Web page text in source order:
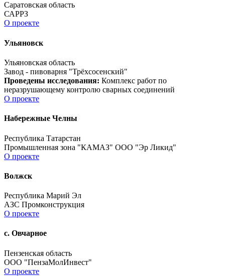
Саратовская область
САРРЗ
О проекте
Ульяновск
Ульяновская область
Завод - пивоварня "Трёхсосенский"
Проведены исследования: Комплекс работ по
неразрушающему контролю сварных соединений
О проекте
Набережные Челны
Республика Татарстан
Промышленная зона "КАМАЗ" ООО "Эр Ликид"
О проекте
Волжск
Республика Марий Эл
АЗС Промконструкция
О проекте
с. Овчарное
Пензенская область
ООО "ПензаМолИнвест"
О проекте